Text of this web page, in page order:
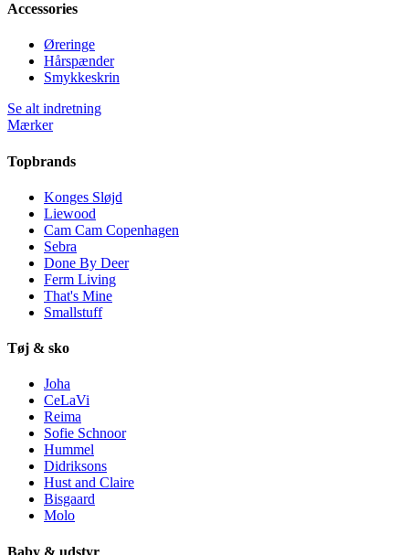
Accessories
Øreringe
Hårspænder
Smykkeskrin
Se alt indretning
Mærker
Topbrands
Konges Sløjd
Liewood
Cam Cam Copenhagen
Sebra
Done By Deer
Ferm Living
That's Mine
Smallstuff
Tøj & sko
Joha
CeLaVi
Reima
Sofie Schnoor
Hummel
Didriksons
Hust and Claire
Bisgaard
Molo
Baby & udstyr